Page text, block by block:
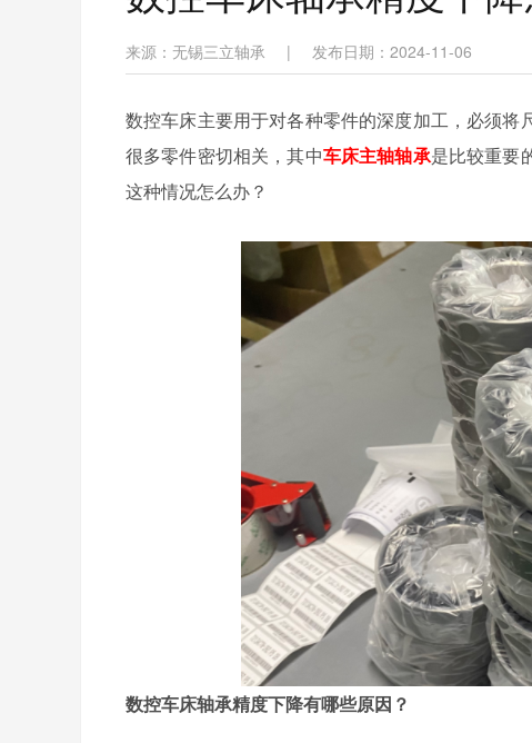
来源：无锡三立轴承 | 发布日期：2024-11-06
数控车床主要用于对各种零件的深度加工，必须
很多零件密切相关，其中车床主轴轴承是比较重要
这种情况怎么办？
数控车床轴承精度下降有哪些原因？